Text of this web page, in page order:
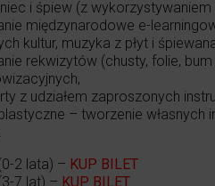
i śpiew (z
międzynarodowe e-
kultur, muzyka z płyt i
rekwizytów (chusty, folie,
z udziałem zaproszonych
– tworzenie własnych
2 lata) – KUP BILET
7 lat) – KUP BILET